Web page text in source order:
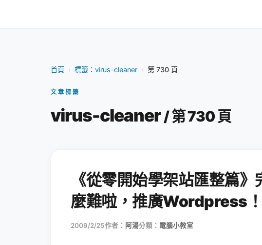
首頁 › 標籤：virus-cleaner › 第 730 頁
文章標籤
virus-cleaner/ 第 730 頁
《從零開始學架站匯整篇
麼難啦，推廣Wordpress！
2009/2/25作者： 阿湯分類： 電腦小教室